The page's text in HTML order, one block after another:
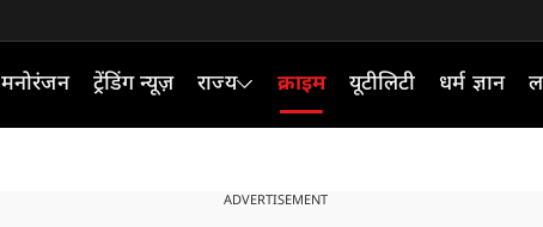
मनोरंजन ट्रेंडिंग न्यूज़ राज्य क्राइम यूटीलिटी धर्म ज्ञान
ADVERTISEMENT